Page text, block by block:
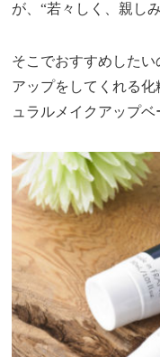
が、“若々しく、親し
そこでおすすめした
アップをしてくれる
ュラルメイクアップベ